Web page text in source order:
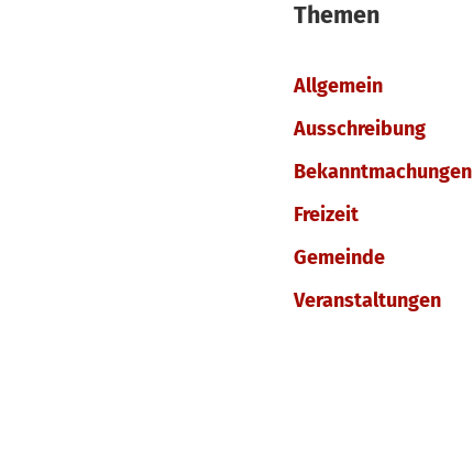
Themen
Allgemein
Ausschreibung
Bekanntmachungen
Freizeit
Gemeinde
Veranstaltungen